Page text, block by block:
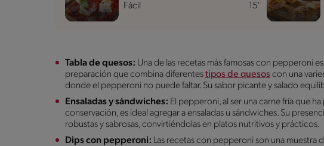
Fácil 15'
Tabla de quesos: Una de las recetas más famosas con pepperoni
preparación que combina diferentestipos de quesos con una
donde el pepperoni no puede faltar. Su sabor picante y salado
Ensaladas y sándwiches: El pepperoni, al ser una carne fría que
conservación, es ideal agregar a ensaladas u sándwiches. Su
robustas y sabrosas, convirtiéndolas en platos nutritivos y prácticos.
Dips con pepperoni: Las recetas con pepperoni son una muestra